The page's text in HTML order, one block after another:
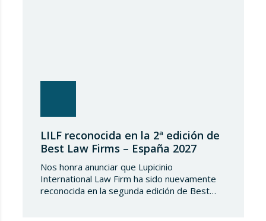
LILF reconocida en la 2ª edición de
Best Law Firms – España 2027
Nos honra anunciar que Lupicinio
International Law Firm ha sido nuevamente
reconocida en la segunda edición de Best